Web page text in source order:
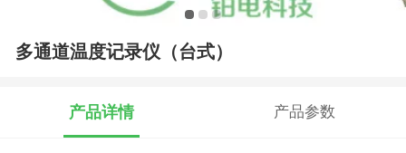
多通道温度记录仪（台式）
产品详情 产品参数